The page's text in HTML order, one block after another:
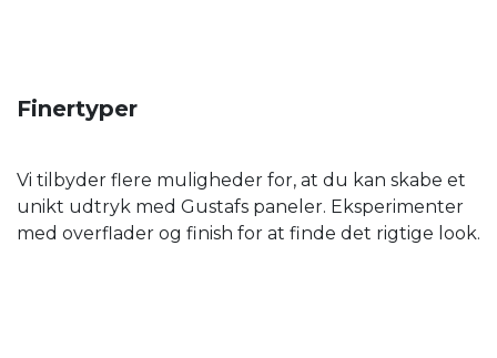
Finertyper
Vi tilbyder flere muligheder for, at du kan skabe et
unikt udtryk med Gustafs paneler. Eksperimenter
med overflader og finish for at finde det rigtige look.